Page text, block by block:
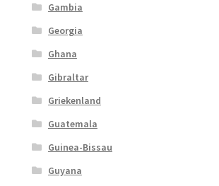
Gambia
Georgia
Ghana
Gibraltar
Griekenland
Guatemala
Guinea-Bissau
Guyana